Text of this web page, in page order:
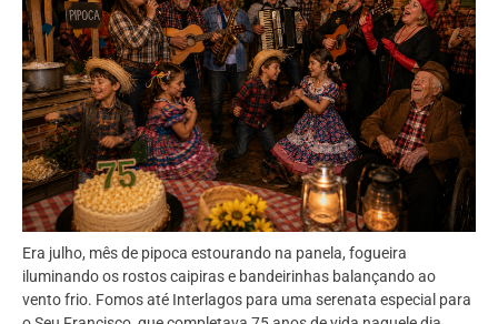
Era julho, mês de pipoca estourando na panela, fogueira
iluminando os rostos caipiras e bandeirinhas balançando ao
vento frio. Fomos até Interlagos para uma serenata especial para